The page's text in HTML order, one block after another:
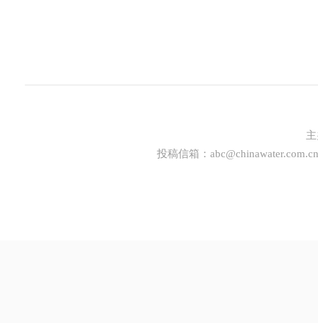
投稿信箱： abc@chinawater.com.cn